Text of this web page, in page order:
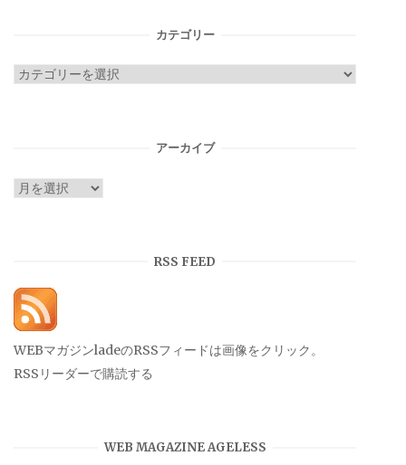
カテゴリー
カ
アーカイブ
ア
RSS FEED
WEBマガジンladeのRSSフィードは画像をクリック。
RSSリーダーで購読する
WEB MAGAZINE AGELESS